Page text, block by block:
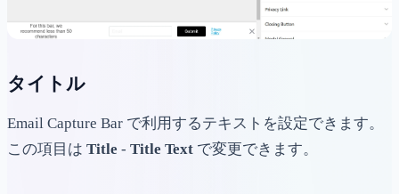
タイトル
Email Capture Bar で利用するテキストを設定できます。
この項目は Title - Title Text で変更できます。